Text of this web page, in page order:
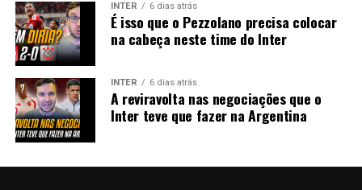
INTER 6 dias atrás
É isso que o Pezzolano precisa colocar
na cabeça neste time do Inter
INTER 6 dias atrás
A reviravolta nas negociações que o
Inter teve que fazer na Argentina